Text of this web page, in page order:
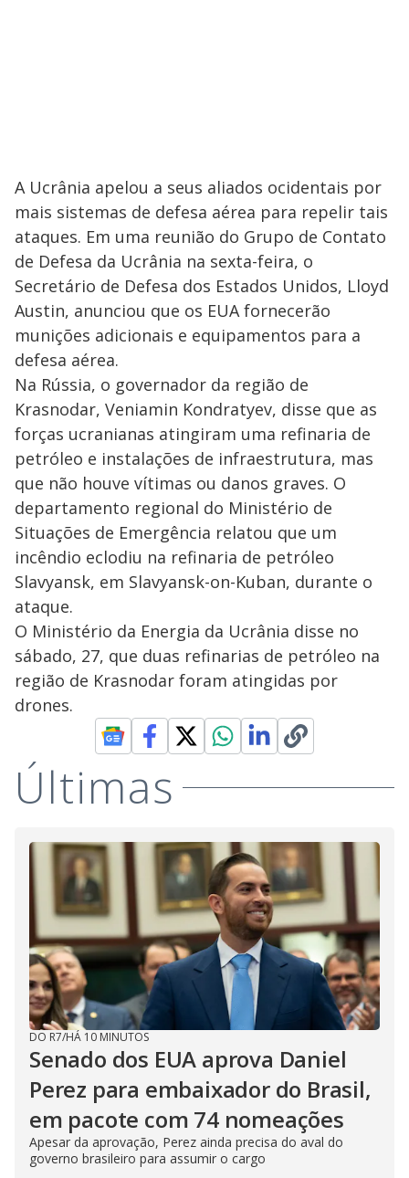
A Ucrânia apelou a seus aliados ocidentais por
mais sistemas de defesa aérea para repelir tais
ataques. Em uma reunião do Grupo de Contato
de Defesa da Ucrânia na sexta-feira, o
Secretário de Defesa dos Estados Unidos, Lloyd
Austin, anunciou que os EUA fornecerão
munições adicionais e equipamentos para a
defesa aérea.
Na Rússia, o governador da região de
Krasnodar, Veniamin Kondratyev, disse que as
forças ucranianas atingiram uma refinaria de
petróleo e instalações de infraestrutura, mas
que não houve vítimas ou danos graves. O
departamento regional do Ministério de
Situações de Emergência relatou que um
incêndio eclodiu na refinaria de petróleo
Slavyansk, em Slavyansk-on-Kuban, durante o
ataque.
O Ministério da Energia da Ucrânia disse no
sábado, 27, que duas refinarias de petróleo na
região de Krasnodar foram atingidas por
drones.
Últimas
DO R7/HÁ 10 MINUTOS
Senado dos EUA aprova Daniel
Perez para embaixador do Brasil,
em pacote com 74 nomeações
Apesar da aprovação, Perez ainda precisa do aval do
governo brasileiro para assumir o cargo